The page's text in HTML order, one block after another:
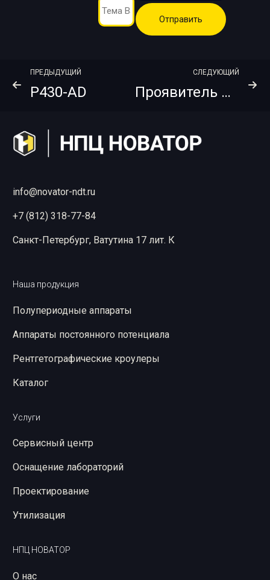
ПРЕДЫДУЩИЙ
P430-AD
СЛЕДУЮЩИЙ
Проявитель AGFA G135
info@novator-ndt.ru
+7 (812) 318-77-84
Санкт-Петербург, Ватутина 17 лит. К
Наша продукция
Полупериодные аппараты
Аппараты постоянного потенциала
Рентгетографические кроулеры
Каталог
Услуги
Сервисный центр
Оснащение лабораторий
Проектирование
Утилизация
НПЦ НОВАТОР
О нас